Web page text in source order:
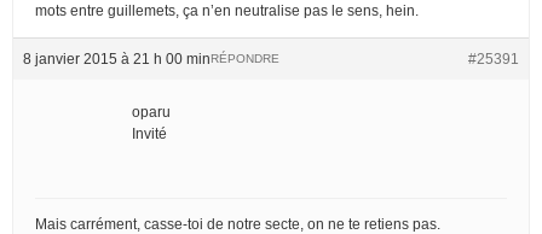
mots entre guillemets, ça n’en neutralise pas le sens, hein.
8 janvier 2015 à 21 h 00 min #25391
RÉPONDRE
oparu
Invité
Mais carrément, casse-toi de notre secte, on ne te retiens pas.